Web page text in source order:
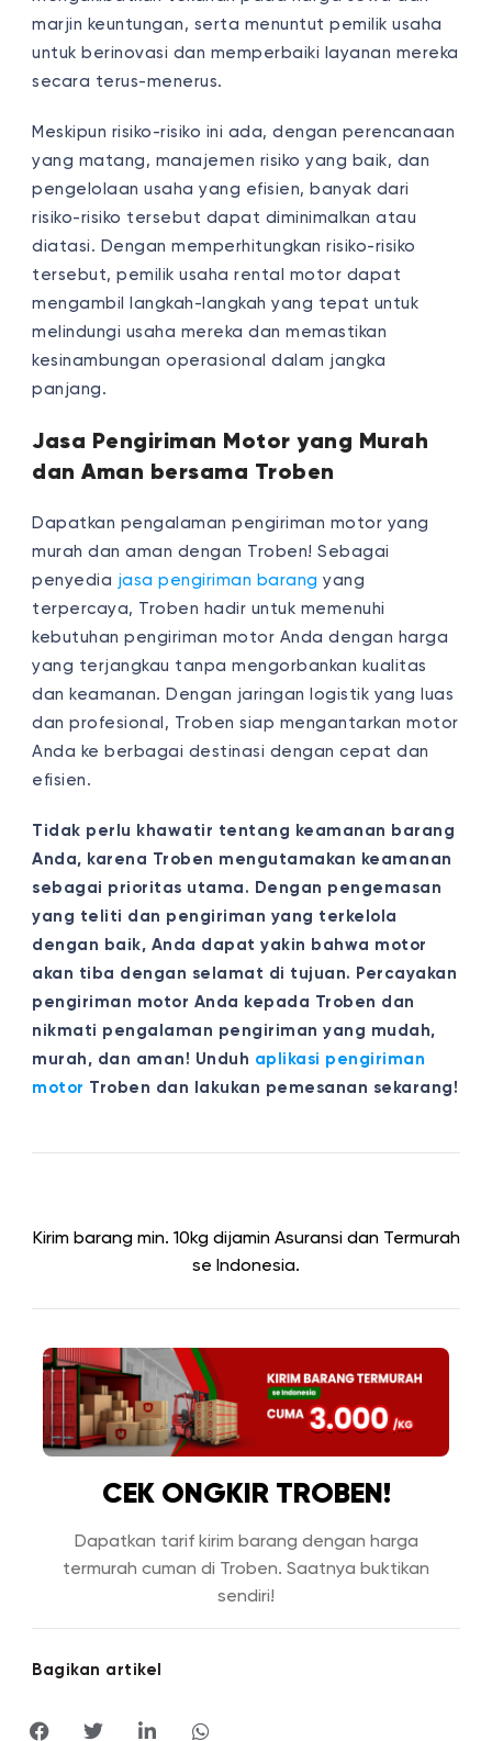
marjin keuntungan, serta menuntut pemilik usaha
untuk berinovasi dan memperbaiki layanan mereka
secara terus-menerus.
Meskipun risiko-risiko ini ada, dengan perencanaan
yang matang, manajemen risiko yang baik, dan
pengelolaan usaha yang efisien, banyak dari
risiko-risiko tersebut dapat diminimalkan atau
diatasi. Dengan memperhitungkan risiko-risiko
tersebut, pemilik usaha rental motor dapat
mengambil langkah-langkah yang tepat untuk
melindungi usaha mereka dan memastikan
kesinambungan operasional dalam jangka
panjang.
Jasa Pengiriman Motor yang Murah
dan Aman bersama Troben
Dapatkan pengalaman pengiriman motor yang
murah dan aman dengan Troben! Sebagai
penyedia jasa pengiriman barang yang
terpercaya, Troben hadir untuk memenuhi
kebutuhan pengiriman motor Anda dengan harga
yang terjangkau tanpa mengorbankan kualitas
dan keamanan. Dengan jaringan logistik yang luas
dan profesional, Troben siap mengantarkan motor
Anda ke berbagai destinasi dengan cepat dan
efisien.
Tidak perlu khawatir tentang keamanan barang
Anda, karena Troben mengutamakan keamanan
sebagai prioritas utama. Dengan pengemasan
yang teliti dan pengiriman yang terkelola
dengan baik, Anda dapat yakin bahwa motor
akan tiba dengan selamat di tujuan. Percayakan
pengiriman motor Anda kepada Troben dan
nikmati pengalaman pengiriman yang mudah,
murah, dan aman! Unduh aplikasi pengiriman
motor Troben dan lakukan pemesanan sekarang!
Kirim barang min. 10kg dijamin Asuransi dan Termurah
se Indonesia.
CEK ONGKIR TROBEN!
Dapatkan tarif kirim barang dengan harga
termurah cuman di Troben. Saatnya buktikan
sendiri!
Bagikan artikel